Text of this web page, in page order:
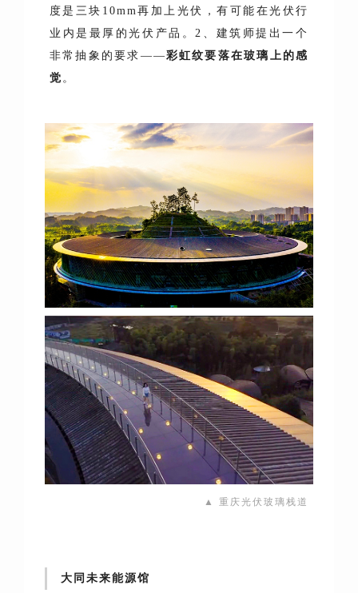
度是三块10mm再加上光伏，有可能在光伏行
业内是最厚的光伏产品。2、建筑师提出一个
非常抽象的要求——彩虹纹要落在玻璃上的感
觉 。
▲ 重庆光伏玻璃栈道
大同未来能源馆